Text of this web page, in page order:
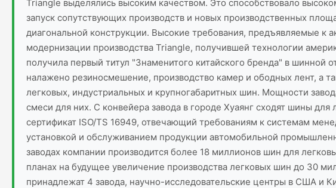
Triangle выделялись высоким качеством. Это способствовало
запуск сопутствующих производств и новых производственных
диагональной конструкции. Высокие требования, предъявляемые к
модернизации производства Triangle, получившей технологии
получила первый титул "Знаменитого китайского бренда" в шинной
налажено резиносмешение, производство камер и ободных лент, а
легковых, индустриальных и крупногабаритных шин. Мощности
смеси для них. С конвейера завода в городе Хуаянг сходят шины
сертификат ISO/TS 16949, отвечающий требованиям к системам
установкой и обслуживанием продукции автомобильной
заводах компании производится более 18 миллионов шин для
планах на будущее увеличение производства легковых шин до 30
принадлежат 4 завода, научно-исследовательские центры в США и